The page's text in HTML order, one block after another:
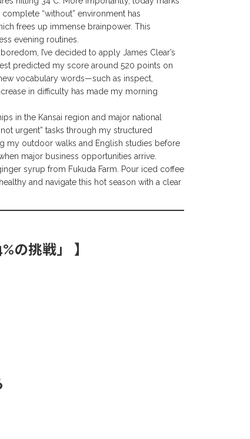
“without” environment has
frees up immense brainpower. This
evening routines.
I’ve decided to apply James Clear’s
predicted my score around 520 points on
vocabulary words—such as inspect
in difficulty has made my morning
in the Kansai region and major national
urgent” tasks through my structured
my outdoor walks and English studies before
major business opportunities arrive.
syrup from Fukuda Farm. Pour iced coffee
and navigate this hot season with a clear
の挑戦」 】